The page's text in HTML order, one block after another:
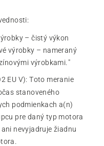
– čistý výkon
výrobky – nameraný
výrobkami."
EU V):Toto meranie
stanoveného
podmienkach a(n)
pre daný typ motora
nevyjadruje žiadnu